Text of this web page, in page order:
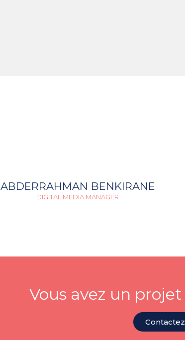
ABDERRAHMAN BENKIRANE
DIGITAL MEDIA MANAGER
Vous avez un